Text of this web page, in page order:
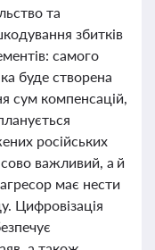
та
збитків
самого
буде створена
сум компенсацій,
російських
важливий, а й
має нести
Цифровізація